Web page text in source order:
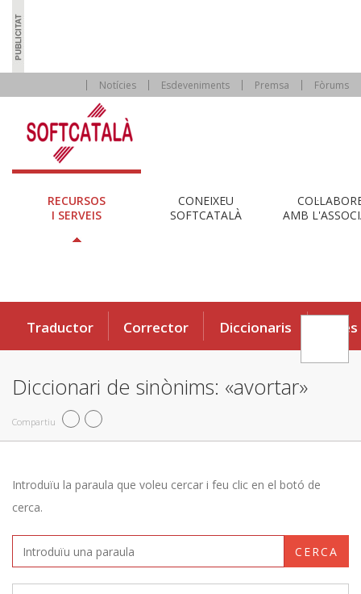
Notícies Esdeveniments Premsa Fòrums
RECURSOS
I SERVEIS
CONEIXEU
SOFTCATALÀ
AMB
Traductor Corrector Diccionaris Eines
Diccionari de sinònims: «avortar»
Compartiu
Introduïu la paraula que voleu cercar i feu clic en el botó de
cerca.
CERCA